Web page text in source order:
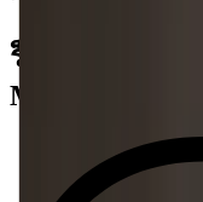
ร็อกสตาร์และ
Moises